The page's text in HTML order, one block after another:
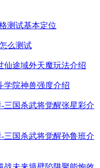
测试基本定位
么测试
仙途域外天魔玩法介绍
学院神兽强度介绍
三国杀武将觉醒张星彩介
三国杀武将觉醒孙鲁班介